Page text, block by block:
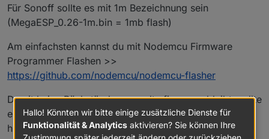
Für Sonoff sollte es mit 1m Bezeichnung sein
(MegaESP_0.26-1m.bin = 1mb flash)
Am einfachsten kannst du mit Nodemcu Firmware
Programmer Flashen >>
https://github.com/nodemcu/nodemcu-flasher
Damit keine Rückständen von alte firmware bleibt, sollte
es zuerst mit einer "blanko" FW geflasht werden (hefte
hier ein)
Hallo! Könnten wir bitte einige zusätzliche Dienste für
Funktionalität & Analytics aktivieren? Sie können Ihre